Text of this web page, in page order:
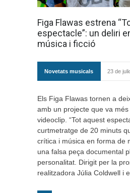
Figa Flawas estrena
espectacle”: un deliri
música i ficció
Novetats musicals 23 de
Els Figa Flawas tornen a
amb un projecte que va més
videoclip. “Tot aquest
curtmetratge de 20 minuts
crítica i música en forma de
una falsa peça documental
personalitat. Dirigit per la
realitzadora Júlia Coldwell i